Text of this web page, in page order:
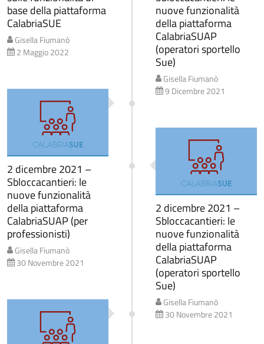
base della piattaforma
CalabriaSUE
Gisella Fiumanò
2 Maggio 2022
nuove funzionalità
della piattaforma
CalabriaSUAP
(operatori sportello
Sue)
Gisella Fiumanò
9 Dicembre 2021
2 dicembre 2021 –
Sbloccacantieri: le
nuove funzionalità
della piattaforma
CalabriaSUAP (per
professionisti)
Gisella Fiumanò
30 Novembre 2021
2 dicembre 2021 –
Sbloccacantieri: le
nuove funzionalità
della piattaforma
CalabriaSUAP
(operatori sportello
Sue)
Gisella Fiumanò
30 Novembre 2021